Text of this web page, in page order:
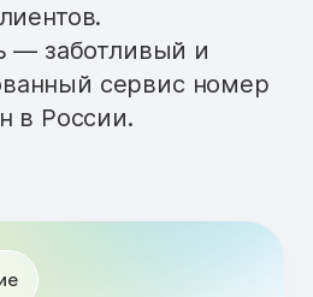
— заботливый и
сервис номер
в России.